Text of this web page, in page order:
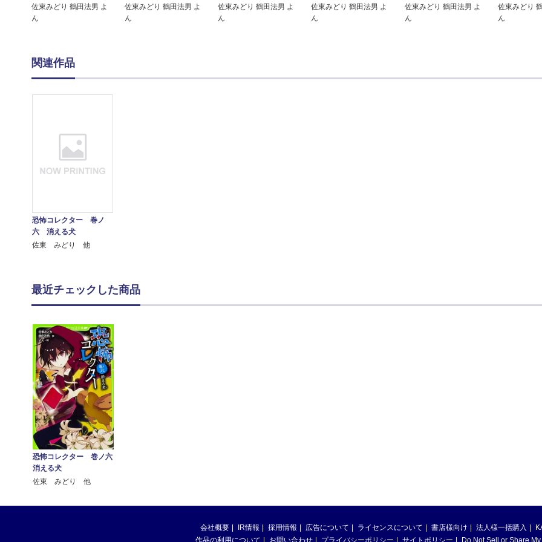
佐東みどり 鶴田法男 よ
ん
佐東みどり 鶴田法男 よ
ん
佐東みどり 鶴田法男 よ
ん
佐東みどり 鶴田法男 よ
ん
佐東みどり 鶴田法男 よ
ん
佐東みどり
ん
関連作品
恐怖コレクター 巻ノ
六 消える犬
佐東 みどり 他
最近チェックした商品
恐怖コレクター 巻ノ六
消える犬
佐東 みどり 他
会社概要 IR情報 採用情報 広告について ライセンスについて 書店様向け 法人様一括購入
作品の利用について
お問い合わせ プライバシーポリシー サイトポリシー Do Not Sell or Share